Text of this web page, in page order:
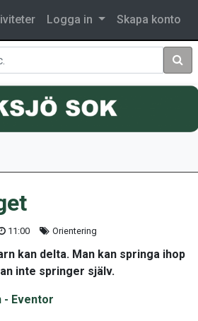
Logga in Skapa konto
Sök
11:00 Orientering
kan delta. Man kan springa ihop
inte springer själv.
Eventor